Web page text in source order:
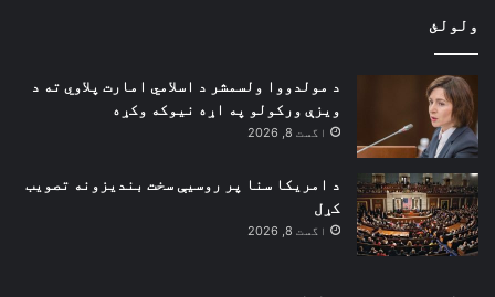
ولولئ
د مولدووا ولسمشر د اسلامي امارت پلاوي ته د
ویزې ورکولو په اړه نیوکه وکړه
اگست 8, 2026
د امریکا سنا پر روسیې سخت بندیزونه تصویب
کړل
اگست 8, 2026